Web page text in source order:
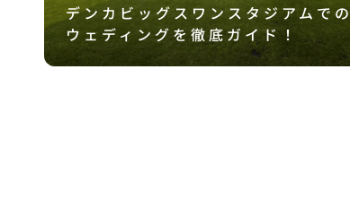
デンカビッグスワンスタジアムで
ウェディングを徹底ガイド！